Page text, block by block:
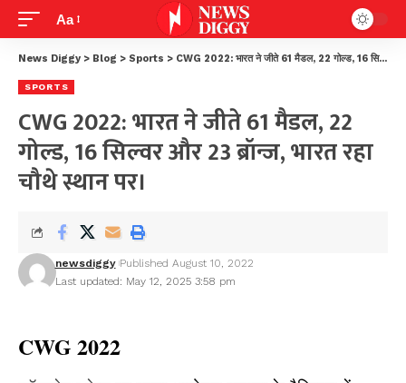
Aa
News Diggy > Blog > Sports > CWG 2022: भारत ने जीते 61 मैडल, 22 गोल्ड, 16 सिल्वर और 23 ब्रॉन्ज, भारत रहा चौथे स्थान पर।
SPORTS
CWG 2022: भारत ने जीते 61 मैडल, 22
गोल्ड, 16 सिल्वर और 23 ब्रॉन्ज, भारत रहा
चौथे स्थान पर।
Last updated: May 12, 2025 3:58 pm
newsdiggy Published August 10, 2022
CWG 2022